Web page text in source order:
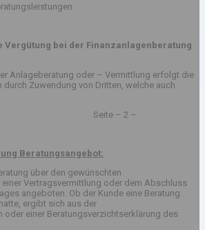
Vergütung bei der Finanzanlagenberatung
Anlageberatung oder – Vermittlung erfolgt die
Zuwendung von Dritten, welche auch
Seite – 2 –
Beratungsangebot:
über den gewünschten
Vertragsvermittlung oder dem Abschluss
angeboten. Ob der Kunde eine Beratung
ergibt sich aus der
oder einer Beratungsverzichtserklärung des